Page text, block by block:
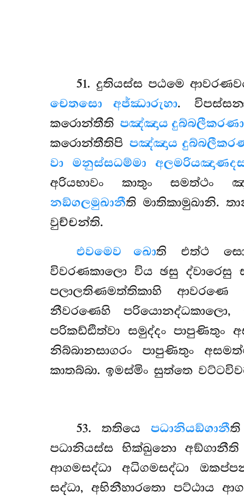
51. දුතියස්සපඨමෙ
චෙතසො අජ්ඣාරුහා.
කරොන්තීතිපඤ්ඤාය දුබ්බලීකරණා
කරොන්තීතිපිපඤ්ඤාය
වා මනුස්සධම්මා
අරියභාවං කාතුං සමත්ථං
නඞ්ගලමුඛානීති මාතිකාමුඛානි.
වුච්චන්ති.
එවමෙව ඛොති එත්ථ
විවරණකාලො විය ඡසු ද්වාරෙසු
පලාලතිණමත්තිකාහි
නීවරණෙහි
පරිකඩ්ඪිත්වා සමුද්දං පාපුණිතුං
නිබ්බානසාගරං පාපුණිතුං
කාතබ්බා. ඉමස්මිං සුත්තෙ
53. තතියෙපධානියඞ්ගානීති
පධානියස්ස භික්ඛුනො අඞ්ගානීති
ආගමසද්ධා අධිගමසද්ධා
සද්ධා, අභිනීහාරතො පට්ඨාය